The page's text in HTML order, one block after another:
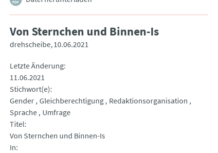
Von Sternchen und Binnen-Is
drehscheibe 10.06.2021
Letzte Änderung
11.06.2021
Stichwort(e)
Gender Gleichberechtigung Redaktionsorganisation
Sprache Umfrage
Titel
Von Sternchen und Binnen-Is
In